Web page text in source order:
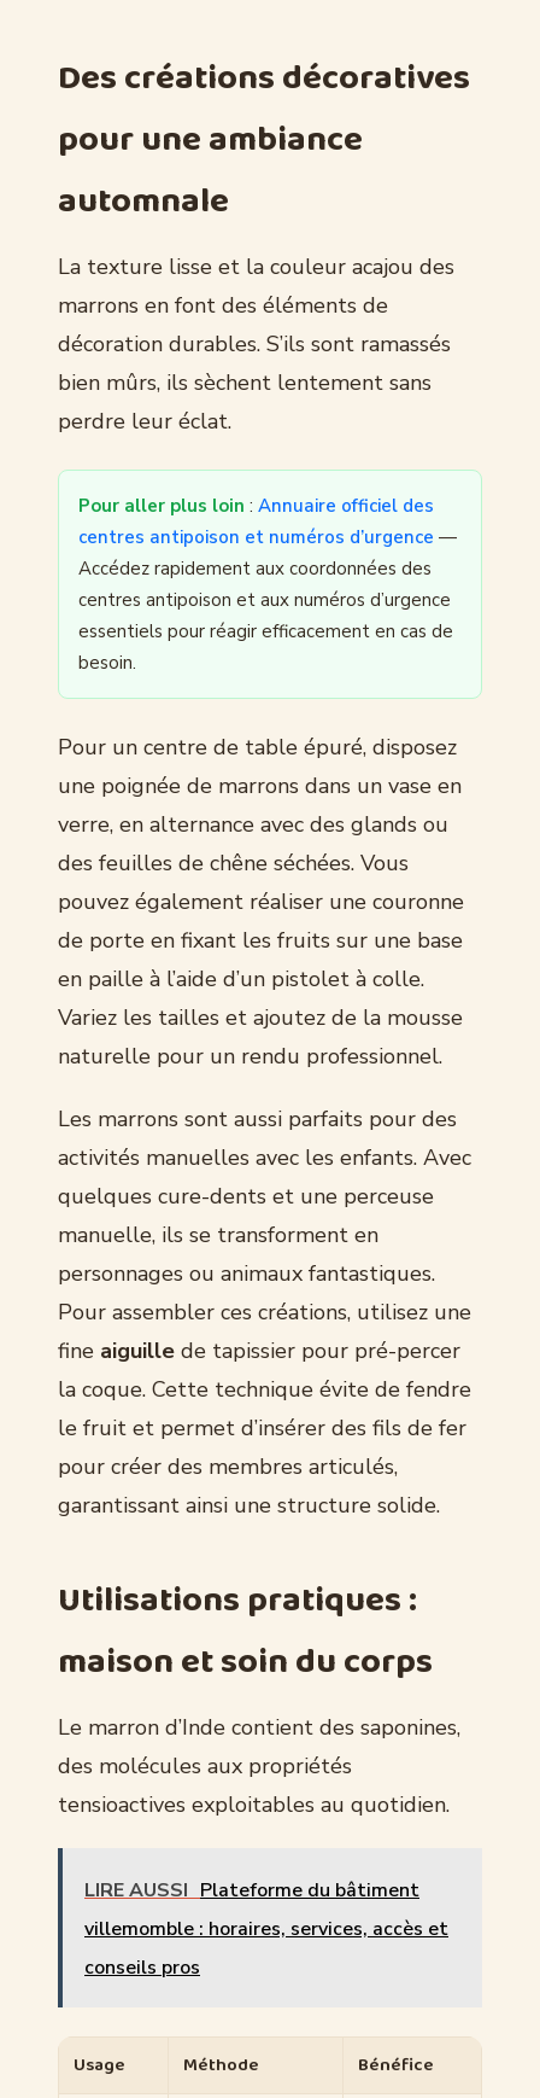
Des créations décoratives
pour une ambiance
automnale
La texture lisse et la couleur acajou des
marrons en font des éléments de
décoration durables. S’ils sont ramassés
bien mûrs, ils sèchent lentement sans
perdre leur éclat.
Pour aller plus loin : Annuaire officiel des
centres antipoison et numéros d’urgence —
Accédez rapidement aux coordonnées des
centres antipoison et aux numéros d’urgence
essentiels pour réagir efficacement en cas de
besoin.
Pour un centre de table épuré, disposez
une poignée de marrons dans un vase en
verre, en alternance avec des glands ou
des feuilles de chêne séchées. Vous
pouvez également réaliser une couronne
de porte en fixant les fruits sur une base
en paille à l’aide d’un pistolet à colle.
Variez les tailles et ajoutez de la mousse
naturelle pour un rendu professionnel.
Les marrons sont aussi parfaits pour des
activités manuelles avec les enfants. Avec
quelques cure-dents et une perceuse
manuelle, ils se transforment en
personnages ou animaux fantastiques.
Pour assembler ces créations, utilisez une
fine aiguille de tapissier pour pré-percer
la coque. Cette technique évite de fendre
le fruit et permet d’insérer des fils de fer
pour créer des membres articulés,
garantissant ainsi une structure solide.
Utilisations pratiques :
maison et soin du corps
Le marron d’Inde contient des saponines,
des molécules aux propriétés
tensioactives exploitables au quotidien.
LIRE AUSSI Plateforme du bâtiment
villemomble : horaires, services, accès et
conseils pros
Usage Méthode Bénéfice